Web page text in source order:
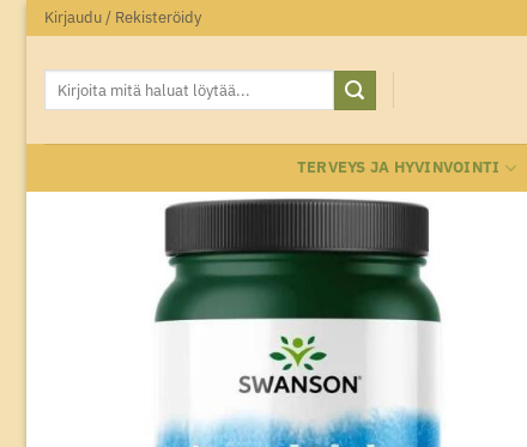
Skip
to
content
Kirjaudu / Rekisteröidy
Etsi:
TERVEYS JA HYVINVOINTI